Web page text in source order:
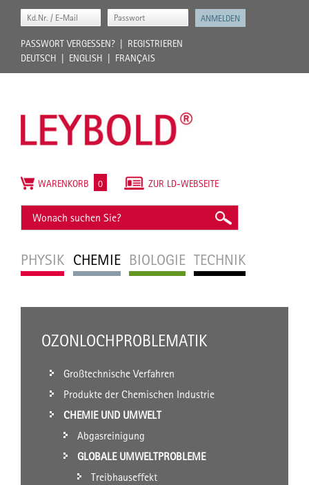
PASSWORT VERGESSEN?
REGISTRIEREN
DEUTSCH
ENGLISH FRANÇAIS
PHYSIK CHEMIE BIOLOGIE TECHNIK
ZUR LD-WEBSEITE
WARENKORB 0
OZONLOCHPROBLEMATIK
Großtechnische Verfahren
Produkte der Chemischen Industrie
CHEMIE UND UMWELT
Abgasreinigung
GLOBALE UMWELTPROBLEME
Treibhauseffekt